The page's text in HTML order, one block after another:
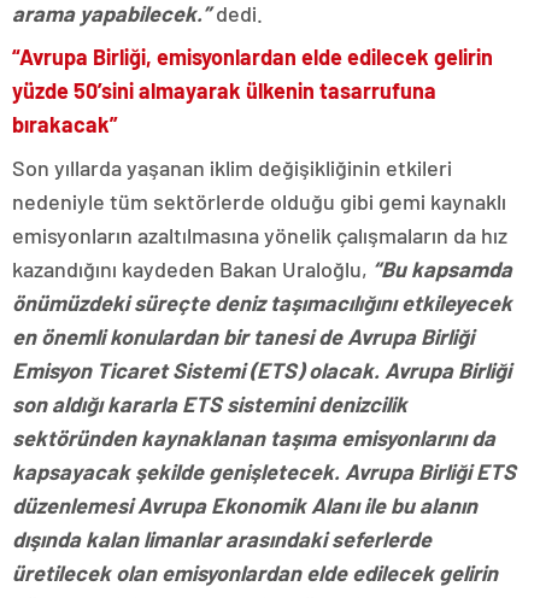
arama yapabilecek.”dedi.
“Avrupa Birliği, emisyonlardan elde edilecek gelirin
yüzde 50’sini almayarak ülkenin tasarrufuna
bırakacak”
Son yıllarda yaşanan iklim değişikliğinin etkileri
nedeniyle tüm sektörlerde olduğu gibi gemi kaynaklı
emisyonların azaltılmasına yönelik çalışmaların da hız
kazandığını kaydeden Bakan Uraloğlu, “Bu kapsamda
önümüzdeki süreçte deniz taşımacılığını etkileyecek
en önemli konulardan bir tanesi de Avrupa Birliği
Emisyon Ticaret Sistemi (ETS) olacak. Avrupa Birliği
son aldığı kararla ETS sistemini denizcilik
sektöründen kaynaklanan taşıma emisyonlarını da
kapsayacak şekilde genişletecek. Avrupa Birliği ETS
düzenlemesi Avrupa Ekonomik Alanı ile bu alanın
dışında kalan limanlar arasındaki seferlerde
üretilecek olan emisyonlardan elde edilecek gelirin